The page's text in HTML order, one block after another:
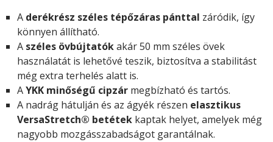
A derékrész széles tépőzáras pánttal záródik, így
könnyen állítható.
A széles övbújtatókakár 50 mm széles övek
használatát is lehetővé teszik, biztosítva a stabilitást
még extra terhelés alatt is.
AYKK minőségű cipzár megbízható és tartós.
A nadrág hátulján és az ágyék részen elasztikus
VersaStretch® betétek kaptak helyet, amelyek még
nagyobb mozgásszabadságot garantálnak.